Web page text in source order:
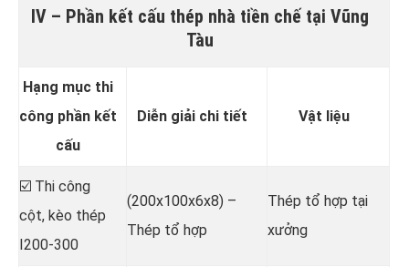
IV – Phần kết cấu thép nhà tiền chế tại Vũng
Tàu
Hạng mục thi
công phần kết
cấu
Diễn giải chi tiết Vật liệu
☑️ Thi công
cột, kèo thép
I200-300
(200x100x6x8) –
Thép tổ hợp
Thép tổ hợp tại
xưởng